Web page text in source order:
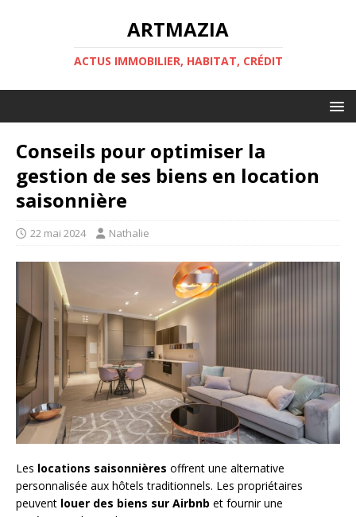
ARTMAZIA
ACTUS IMMOBILIER, HABITAT, CRÉDIT
Conseils pour optimiser la
gestion de ses biens en location
saisonnière
22 mai 2024 Nathalie
Les locations saisonnières offrent une alternative
personnalisée aux hôtels traditionnels. Les propriétaires
peuvent louer des biens sur Airbnb et fournir une